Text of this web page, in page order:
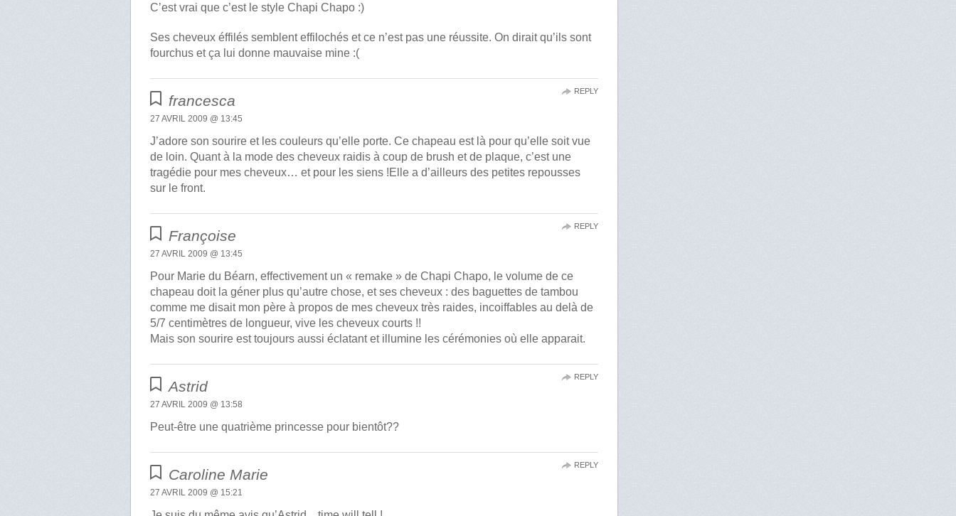
C’est vrai que c’est le style Chapi Chapo :)
Ses cheveux éffilés semblent effilochés et ce n’est pas une réussite. On dirait qu’ils sont
fourchus et ça lui donne mauvaise mine :(
francesca
27 AVRIL 2009 @ 13:45
J’adore son sourire et les couleurs qu’elle porte. Ce chapeau est là pour qu’elle soit vue
de loin. Quant à la mode des cheveux raidis à coup de brush et de plaque, c’est une
tragédie pour mes cheveux… et pour les siens !Elle a d’ailleurs des petites repousses
sur le front.
REPLY
Françoise
27 AVRIL 2009 @ 13:45
Pour Marie du Béarn, effectivement un « remake » de Chapi Chapo, le volume de ce
chapeau doit la géner plus qu’autre chose, et ses cheveux : des baguettes de tambou
comme me disait mon père à propos de mes cheveux très raides, incoiffables au delà de
5/7 centimètres de longueur, vive les cheveux courts !!
Mais son sourire est toujours aussi éclatant et illumine les cérémonies où elle apparait.
REPLY
Astrid
27 AVRIL 2009 @ 13:58
Peut-être une quatrième princesse pour bientôt??
REPLY
Caroline Marie
27 AVRIL 2009 @ 15:21
REPLY